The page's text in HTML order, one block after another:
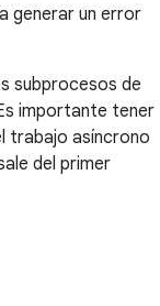
generar un error
subprocesos de
importante tener
trabajo asíncrono
del primer